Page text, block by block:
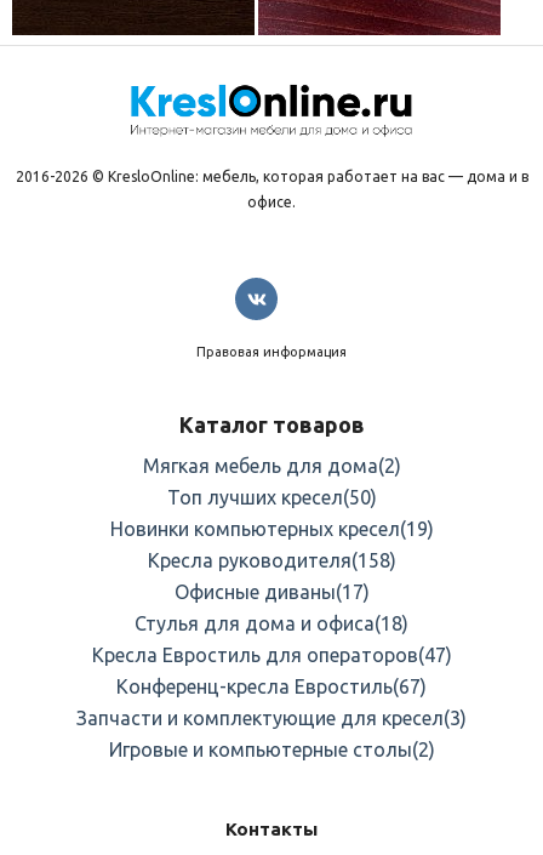
2016-2026 © KresloOnline: мебель, которая работает на вас — дома и в
офисе.
Правовая информация
Каталог товаров
Мягкая мебель для дома(2)
Топ лучших кресел(50)
Новинки компьютерных кресел(19)
Кресла руководителя(158)
Офисные диваны(17)
Стулья для дома и офиса(18)
Кресла Евростиль для операторов(47)
Конференц-кресла Евростиль(67)
Запчасти и комплектующие для кресел(3)
Игровые и компьютерные столы(2)
Контакты